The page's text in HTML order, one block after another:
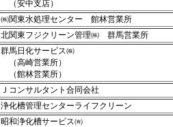
（安中支店）
㈱関東水処理センター 館林営業所
北関東フジクリーン管理㈱ 群馬営業所
群馬日化サービス㈱
（高崎営業所）
（館林営業所）
Ｊコンサルタント合同会社
浄化槽管理センターライフクリーン
昭和浄化槽サービス㈲